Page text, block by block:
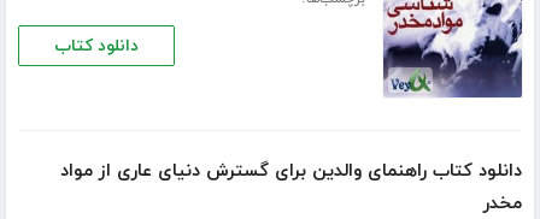
دانلود کتاب
دانلود کتاب راهنمای والدین برای گسترش دنیای عاری از مواد
مخدر